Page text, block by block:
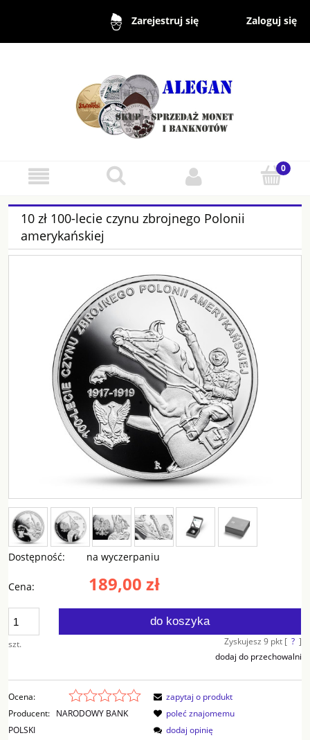
Zarejestruj się Zaloguj się
10 zł 100-lecie czynu zbrojnego Polonii
amerykańskiej
Dostępność: na wyczerpaniu
Cena: 189,00 zł
szt.
do koszyka
Zyskujesz 9pkt [ ? ]
dodaj do przechowalni
Ocena:
Producent: NARODOWY BANK
POLSKI
zapytaj o produkt
poleć znajomemu
dodaj opinię